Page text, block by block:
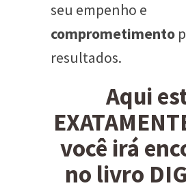
seu empenho e
comprometimento
resultados.
Aqui
você irá
no livro